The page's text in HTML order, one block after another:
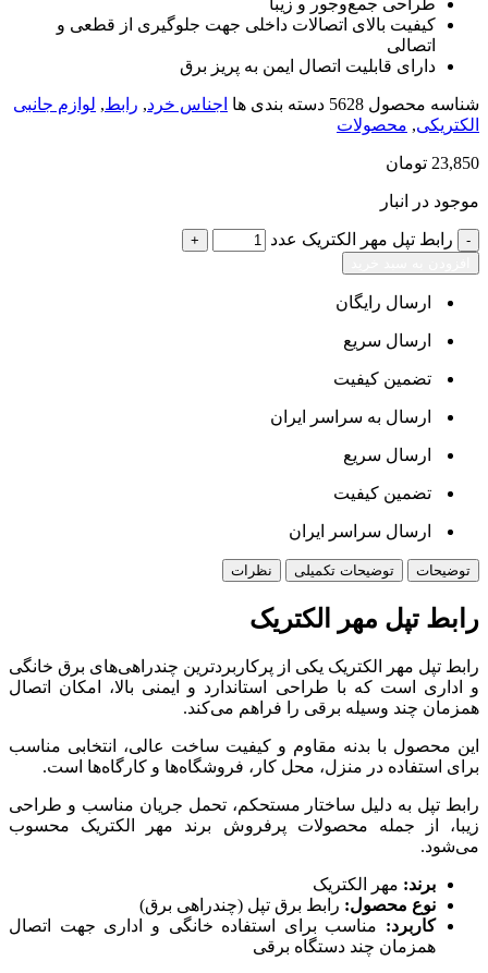
طراحی جمع‌وجور و زیبا
کیفیت بالای اتصالات داخلی جهت جلوگیری از قطعی و
اتصالی
دارای قابلیت اتصال ایمن به پریز برق
شناسه محصول 5628 دسته بندی ها اجناس خرد, رابط, لوازم جانبی
الکتریکی, محصولات
23,850 تومان
موجود در انبار
رابط تپل مهر الکتریک عدد
ارسال رایگان
ارسال سریع
تضمین کیفیت
ارسال به سراسر ایران
ارسال سریع
تضمین کیفیت
ارسال سراسر ایران
توضیحات توضیحات تکمیلی نظرات
رابط تپل مهر الکتریک
رابط تپل مهر الکتریک یکی از پرکاربردترین چندراهی‌های برق خانگی
و اداری است که با طراحی استاندارد و ایمنی بالا، امکان اتصال
همزمان چند وسیله برقی را فراهم می‌کند.
این محصول با بدنه مقاوم و کیفیت ساخت عالی، انتخابی مناسب
برای استفاده در منزل، محل کار، فروشگاه‌ها و کارگاه‌ها است.
رابط تپل به دلیل ساختار مستحکم، تحمل جریان مناسب و طراحی
زیبا، از جمله محصولات پرفروش برند مهر الکتریک محسوب
می‌شود.
برند: مهر الکتریک
نوع محصول: رابط برق تپل (چندراهی برق)
کاربرد: مناسب برای استفاده خانگی و اداری جهت اتصال
همزمان چند دستگاه برقی